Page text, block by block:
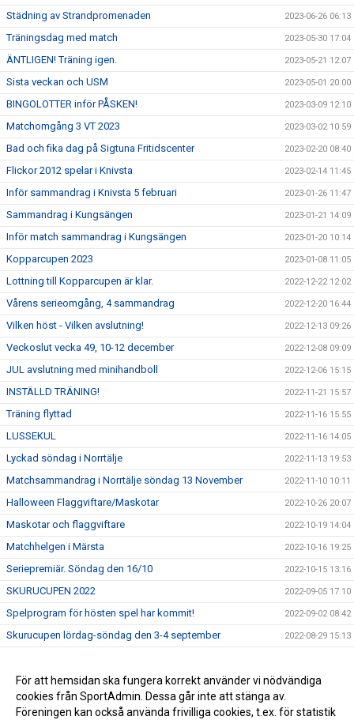
Städning av Strandpromenaden 2023-06-26 06:13
Träningsdag med match 2023-05-30 17:04
ÄNTLIGEN! Träning igen. 2023-05-21 12:07
Sista veckan och USM 2023-05-01 20:00
BINGOLOTTER inför PÅSKEN! 2023-03-09 12:10
Matchomgång 3 VT 2023 2023-03-02 10:59
Bad och fika dag på Sigtuna Fritidscenter 2023-02-20 08:40
Flickor 2012 spelar i Knivsta 2023-02-14 11:45
Inför sammandrag i Knivsta 5 februari 2023-01-26 11:47
Sammandrag i Kungsängen 2023-01-21 14:09
Inför match sammandrag i Kungsängen 2023-01-20 10:14
Kopparcupen 2023 2023-01-08 11:05
Lottning till Kopparcupen är klar. 2022-12-22 12:02
Vårens serieomgång, 4 sammandrag 2022-12-20 16:44
Vilken höst - Vilken avslutning! 2022-12-13 09:26
Veckoslut vecka 49, 10-12 december 2022-12-08 09:09
JUL avslutning med minihandboll 2022-12-06 15:15
INSTÄLLD TRÄNING! 2022-11-21 15:57
Träning flyttad 2022-11-16 15:55
LUSSEKUL 2022-11-16 14:05
Lyckad söndag i Norrtälje 2022-11-13 19:53
Matchsammandrag i Norrtälje söndag 13 November 2022-11-10 10:11
Halloween Flaggviftare/Maskotar 2022-10-26 20:07
Maskotar och flaggviftare 2022-10-19 14:04
Matchhelgen i Märsta 2022-10-16 19:25
Seriepremiär. Söndag den 16/10 2022-10-15 13:16
SKURUCUPEN 2022 2022-09-05 17:10
Spelprogram för hösten spel har kommit! 2022-09-02 08:42
Skurucupen lördag-söndag den 3-4 september 2022-08-29 15:13
Anmälan till Landskamp 2022-08-29 15:00
Träningen startar onsdag den 24 augusti 2022-07-19 08:48
För att hemsidan ska fungera korrekt använder vi nödvändiga
cookies från SportAdmin. Dessa går inte att stänga av.
Föreningen kan också använda frivilliga cookies, t.ex. för statistik